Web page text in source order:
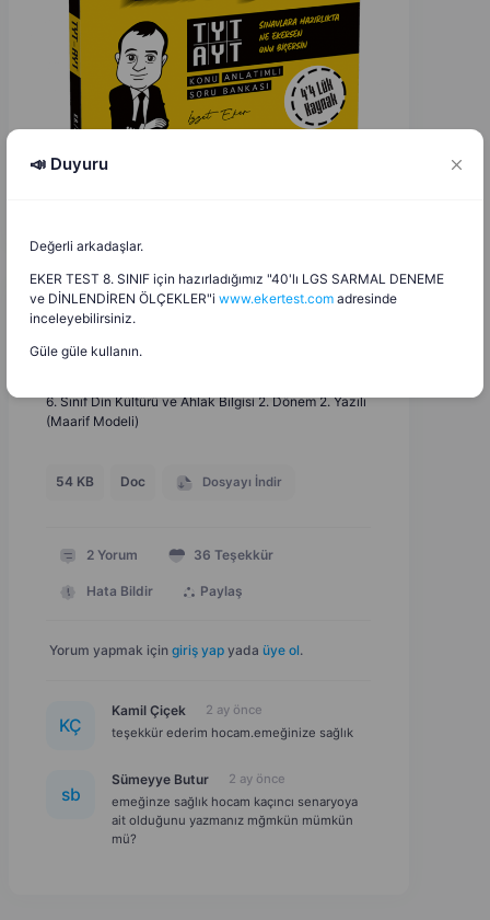
Mehmet Uçar
18.05.2026
6. Sınıf Din Kültürü ve Ahlak Bilgisi 2. Dönem 2. Yazılı
(Maarif Modeli)
54 KB Doc Dosyayı İndir
2Yorum 36 Teşekkür
Hata Bildir Paylaş
Yorum yapmak için giriş yap yada üye ol.
KÇ
Kamil Çiçek
2 ay önce
teşekkür ederim hocam.emeğinize sağlık
sb
Sümeyye Butur
2 ay önce
emeğinze sağlık hocam kaçıncı senaryoya
ait olduğunu yazmanız mğmkün mümkün
mü?
📣 Duyuru
Değerli arkadaşlar.
EKER TEST 8. SINIF için hazırladığımız "40'lı LGS SARMAL DENEME
ve DİNLENDİREN ÖLÇEKLER"i www.ekertest.com adresinde
inceleyebilirsiniz.
Güle güle kullanın.